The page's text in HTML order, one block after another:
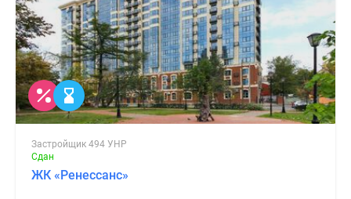
Застройщик 494 УНР
Сдан
ЖК «Ренессанс»